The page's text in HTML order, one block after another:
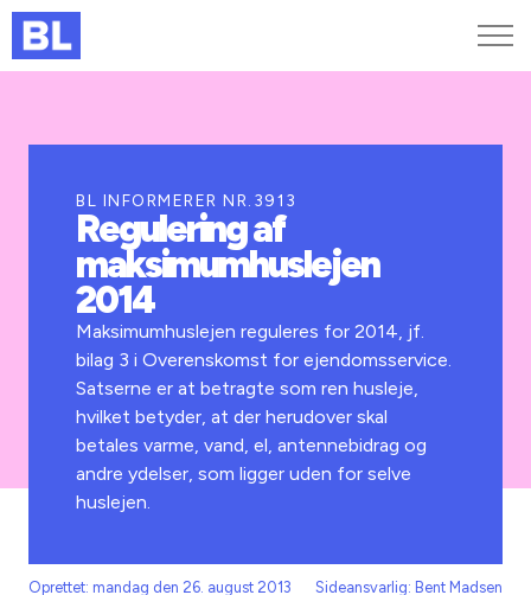
Kurser og arrangementer
Jobportalen
BL INFORMERER NR.3913
Regulering af
maksimumhuslejen
2014
Maksimumhuslejen reguleres for 2014, jf.
bilag 3 i Overenskomst for ejendomsservice.
Satserne er at betragte som ren husleje,
hvilket betyder, at der herudover skal
betales varme, vand, el, antennebidrag og
andre ydelser, som ligger uden for selve
huslejen.
Oprettet: mandag den 26. august 2013 Sideansvarlig: Bent Madsen